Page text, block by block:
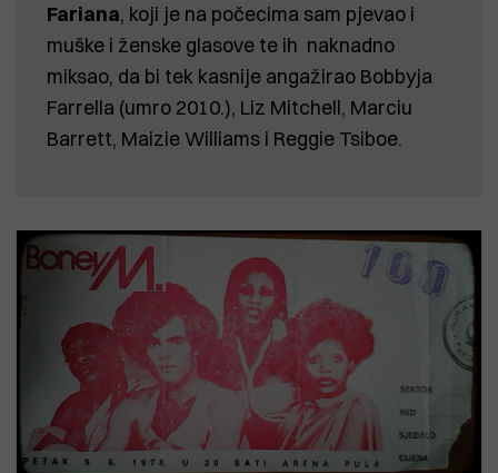
Fariana, koji je na počecima sam pjevao i
muške i ženske glasove te ih naknadno
miksao, da bi tek kasnije angažirao Bobbyja
Farrella (umro 2010.), Liz Mitchell, Marciu
Barrett, Maizie Williams i Reggie Tsiboe.